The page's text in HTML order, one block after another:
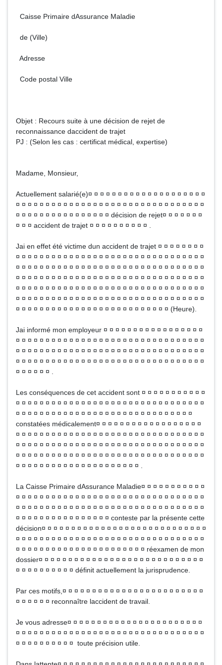
Caisse Primaire dAssurance Maladie
de (Ville)
Adresse
Code postal Ville
Objet : Recours suite à une décision de rejet de
reconnaissance daccident de trajet
PJ : (Selon les cas : certificat médical, expertise)
Madame, Monsieur,
Actuellement salarié(e)¤ ¤ ¤ ¤ ¤ ¤ ¤ ¤ ¤ ¤ ¤ ¤ ¤ ¤ ¤ ¤ ¤ ¤ ¤ ¤
¤ ¤ ¤ ¤ ¤ ¤ ¤ ¤ ¤ ¤ ¤ ¤ ¤ ¤ ¤ ¤ ¤ ¤ ¤ ¤ ¤ ¤ ¤ ¤ ¤ ¤ ¤ ¤ ¤ ¤ ¤ ¤
¤ ¤ ¤ ¤ ¤ ¤ ¤ ¤ ¤ ¤ ¤ ¤ ¤ ¤ ¤ ¤ décision de rejet¤ ¤ ¤ ¤ ¤ ¤ ¤
¤ ¤ ¤ accident de trajet ¤ ¤ ¤ ¤ ¤ ¤ ¤ ¤ ¤ ¤ .
Jai en effet été victime dun accident de trajet ¤ ¤ ¤ ¤ ¤ ¤ ¤ ¤
¤ ¤ ¤ ¤ ¤ ¤ ¤ ¤ ¤ ¤ ¤ ¤ ¤ ¤ ¤ ¤ ¤ ¤ ¤ ¤ ¤ ¤ ¤ ¤ ¤ ¤ ¤ ¤ ¤ ¤ ¤ ¤
¤ ¤ ¤ ¤ ¤ ¤ ¤ ¤ ¤ ¤ ¤ ¤ ¤ ¤ ¤ ¤ ¤ ¤ ¤ ¤ ¤ ¤ ¤ ¤ ¤ ¤ ¤ ¤ ¤ ¤ ¤ ¤
¤ ¤ ¤ ¤ ¤ ¤ ¤ ¤ ¤ ¤ ¤ ¤ ¤ ¤ ¤ ¤ ¤ ¤ ¤ ¤ ¤ ¤ ¤ ¤ ¤ ¤ ¤ ¤ ¤ ¤ ¤ ¤
¤ ¤ ¤ ¤ ¤ ¤ ¤ ¤ ¤ ¤ ¤ ¤ ¤ ¤ ¤ ¤ ¤ ¤ ¤ ¤ ¤ ¤ ¤ ¤ ¤ ¤ ¤ ¤ ¤ ¤ ¤ ¤
¤ ¤ ¤ ¤ ¤ ¤ ¤ ¤ ¤ ¤ ¤ ¤ ¤ ¤ ¤ ¤ ¤ ¤ ¤ ¤ ¤ ¤ ¤ ¤ ¤ ¤ ¤ ¤ ¤ ¤ ¤ ¤
¤ ¤ ¤ ¤ ¤ ¤ ¤ ¤ ¤ ¤ ¤ ¤ ¤ ¤ ¤ ¤ ¤ ¤ ¤ ¤ ¤ ¤ ¤ ¤ ¤ ¤ (Heure).
Jai informé mon employeur ¤ ¤ ¤ ¤ ¤ ¤ ¤ ¤ ¤ ¤ ¤ ¤ ¤ ¤ ¤ ¤ ¤
¤ ¤ ¤ ¤ ¤ ¤ ¤ ¤ ¤ ¤ ¤ ¤ ¤ ¤ ¤ ¤ ¤ ¤ ¤ ¤ ¤ ¤ ¤ ¤ ¤ ¤ ¤ ¤ ¤ ¤ ¤ ¤
¤ ¤ ¤ ¤ ¤ ¤ ¤ ¤ ¤ ¤ ¤ ¤ ¤ ¤ ¤ ¤ ¤ ¤ ¤ ¤ ¤ ¤ ¤ ¤ ¤ ¤ ¤ ¤ ¤ ¤ ¤ ¤
¤ ¤ ¤ ¤ ¤ ¤ ¤ ¤ ¤ ¤ ¤ ¤ ¤ ¤ ¤ ¤ ¤ ¤ ¤ ¤ ¤ ¤ ¤ ¤ ¤ ¤ ¤ ¤ ¤ ¤ ¤ ¤
¤ ¤ ¤ ¤ ¤ ¤ .
Les conséquences de cet accident sont ¤ ¤ ¤ ¤ ¤ ¤ ¤ ¤ ¤ ¤ ¤
¤ ¤ ¤ ¤ ¤ ¤ ¤ ¤ ¤ ¤ ¤ ¤ ¤ ¤ ¤ ¤ ¤ ¤ ¤ ¤ ¤ ¤ ¤ ¤ ¤ ¤ ¤ ¤ ¤ ¤ ¤ ¤
¤ ¤ ¤ ¤ ¤ ¤ ¤ ¤ ¤ ¤ ¤ ¤ ¤ ¤ ¤ ¤ ¤ ¤ ¤ ¤ ¤ ¤ ¤ ¤ ¤ ¤ ¤ ¤ ¤ ¤
constatées médicalement¤ ¤ ¤ ¤ ¤ ¤ ¤ ¤ ¤ ¤ ¤ ¤ ¤ ¤ ¤ ¤ ¤ ¤
¤ ¤ ¤ ¤ ¤ ¤ ¤ ¤ ¤ ¤ ¤ ¤ ¤ ¤ ¤ ¤ ¤ ¤ ¤ ¤ ¤ ¤ ¤ ¤ ¤ ¤ ¤ ¤ ¤ ¤ ¤ ¤
¤ ¤ ¤ ¤ ¤ ¤ ¤ ¤ ¤ ¤ ¤ ¤ ¤ ¤ ¤ ¤ ¤ ¤ ¤ ¤ ¤ ¤ ¤ ¤ ¤ ¤ ¤ ¤ ¤ ¤ ¤ ¤
¤ ¤ ¤ ¤ ¤ ¤ ¤ ¤ ¤ ¤ ¤ ¤ ¤ ¤ ¤ ¤ ¤ ¤ ¤ ¤ ¤ ¤ ¤ ¤ ¤ ¤ ¤ ¤ ¤ ¤ ¤ ¤
¤ ¤ ¤ ¤ ¤ ¤ ¤ ¤ ¤ ¤ ¤ ¤ ¤ ¤ ¤ ¤ ¤ ¤ ¤ ¤ ¤ .
La Caisse Primaire dAssurance Maladie¤ ¤ ¤ ¤ ¤ ¤ ¤ ¤ ¤ ¤ ¤
¤ ¤ ¤ ¤ ¤ ¤ ¤ ¤ ¤ ¤ ¤ ¤ ¤ ¤ ¤ ¤ ¤ ¤ ¤ ¤ ¤ ¤ ¤ ¤ ¤ ¤ ¤ ¤ ¤ ¤ ¤ ¤
¤ ¤ ¤ ¤ ¤ ¤ ¤ ¤ ¤ ¤ ¤ ¤ ¤ ¤ ¤ ¤ ¤ ¤ ¤ ¤ ¤ ¤ ¤ ¤ ¤ ¤ ¤ ¤ ¤ ¤ ¤ ¤
¤ ¤ ¤ ¤ ¤ ¤ ¤ ¤ ¤ ¤ ¤ ¤ ¤ ¤ ¤ ¤ conteste par la présente cette
décision¤ ¤ ¤ ¤ ¤ ¤ ¤ ¤ ¤ ¤ ¤ ¤ ¤ ¤ ¤ ¤ ¤ ¤ ¤ ¤ ¤ ¤ ¤ ¤ ¤ ¤ ¤ ¤
¤ ¤ ¤ ¤ ¤ ¤ ¤ ¤ ¤ ¤ ¤ ¤ ¤ ¤ ¤ ¤ ¤ ¤ ¤ ¤ ¤ ¤ ¤ ¤ ¤ ¤ ¤ ¤ ¤ ¤ ¤ ¤
¤ ¤ ¤ ¤ ¤ ¤ ¤ ¤ ¤ ¤ ¤ ¤ ¤ ¤ ¤ ¤ ¤ ¤ ¤ ¤ ¤ ¤ réexamen de mon
dossier¤ ¤ ¤ ¤ ¤ ¤ ¤ ¤ ¤ ¤ ¤ ¤ ¤ ¤ ¤ ¤ ¤ ¤ ¤ ¤ ¤ ¤ ¤ ¤ ¤ ¤ ¤ ¤
¤ ¤ ¤ ¤ ¤ ¤ ¤ ¤ ¤ ¤ définit actuellement la jurisprudence.
Par ces motifs,¤ ¤ ¤ ¤ ¤ ¤ ¤ ¤ ¤ ¤ ¤ ¤ ¤ ¤ ¤ ¤ ¤ ¤ ¤ ¤ ¤ ¤ ¤ ¤
¤ ¤ ¤ ¤ ¤ ¤ reconnaître laccident de travail.
Je vous adresse¤ ¤ ¤ ¤ ¤ ¤ ¤ ¤ ¤ ¤ ¤ ¤ ¤ ¤ ¤ ¤ ¤ ¤ ¤ ¤ ¤ ¤ ¤
¤ ¤ ¤ ¤ ¤ ¤ ¤ ¤ ¤ ¤ ¤ ¤ ¤ ¤ ¤ ¤ ¤ ¤ ¤ ¤ ¤ ¤ ¤ ¤ ¤ ¤ ¤ ¤ ¤ ¤ ¤ ¤
¤ ¤ ¤ ¤ ¤ ¤ ¤ ¤ ¤ ¤ toute précision utile.